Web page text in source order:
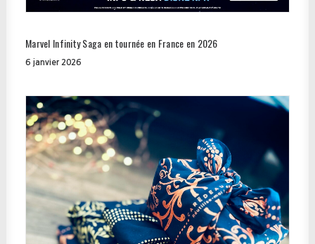
Marvel Infinity Saga en tournée en France en 2026
6 janvier 2026